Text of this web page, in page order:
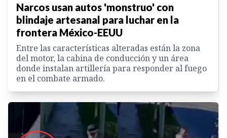
Narcos usan autos 'monstruo' con
blindaje artesanal para luchar en la
frontera México-EEUU
Entre las características alteradas están la zona
del motor, la cabina de conducción y un área
donde instalan artillería para responder al fuego
en el combate armado.